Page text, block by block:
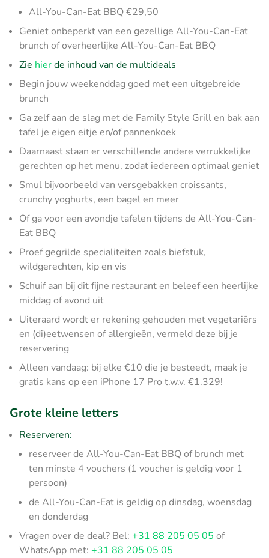
All-You-Can-Eat BBQ €29,50
Geniet onbeperkt van een gezellige All-You-Can-Eat
brunch of overheerlijke All-You-Can-Eat BBQ
Zie hierde inhoud van de multideals
Begin jouw weekenddag goed met een uitgebreide
brunch
Ga zelf aan de slag met de Family Style Grill en bak aan
tafel je eigen eitje en/of pannenkoek
Daarnaast staan er verschillende andere verrukkelijke
gerechten op het menu, zodat iedereen optimaal geniet
Smul bijvoorbeeld van versgebakken croissants,
crunchy yoghurts, een bagel en meer
Of ga voor een avondje tafelen tijdens de All-You-Can-
Eat BBQ
Proef gegrilde specialiteiten zoals biefstuk,
wildgerechten, kip en vis
Schuif aan bij dit fijne restaurant en beleef een heerlijke
middag of avond uit
Uiteraard wordt er rekening gehouden met vegetariërs
en (di)eetwensen of allergieën, vermeld deze bij je
reservering
Alleen vandaag: bij elke €10 die je besteedt, maak je
gratis kans op een iPhone 17 Pro t.w.v. €1.329!
Grote kleine letters
Reserveren:
reserveer de All-You-Can-Eat BBQ of brunch met
ten minste 4 vouchers (1 voucher is geldig voor 1
persoon)
de All-You-Can-Eat is geldig op dinsdag, woensdag
en donderdag
Vragen over de deal? Bel: +31 88 205 05 05 of
WhatsApp met: +31 88 205 05 05